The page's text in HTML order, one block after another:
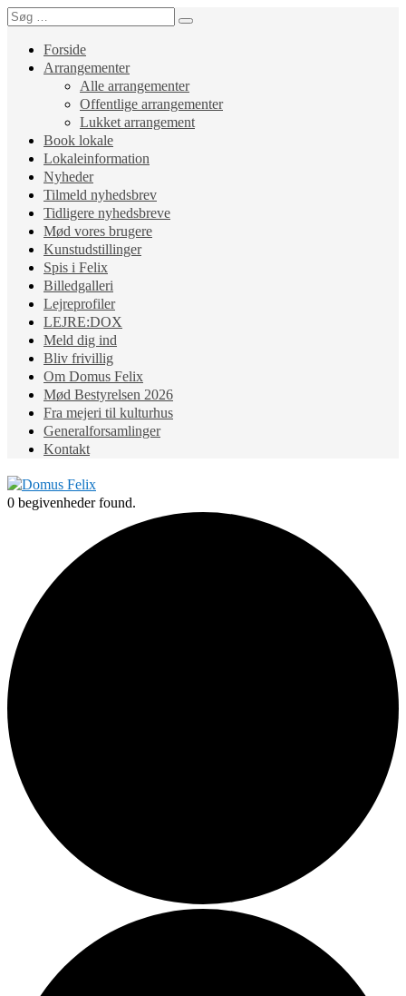
Forside
Arrangementer
Alle arrangementer
Offentlige arrangementer
Lukket arrangement
Book lokale
Lokaleinformation
Nyheder
Tilmeld nyhedsbrev
Tidligere nyhedsbreve
Mød vores brugere
Kunstudstillinger
Spis i Felix
Billedgalleri
Lejreprofiler
LEJRE:DOX
Meld dig ind
Bliv frivillig
Om Domus Felix
Mød Bestyrelsen 2026
Fra mejeri til kulturhus
Generalforsamlinger
Kontakt
0 begivenheder found.